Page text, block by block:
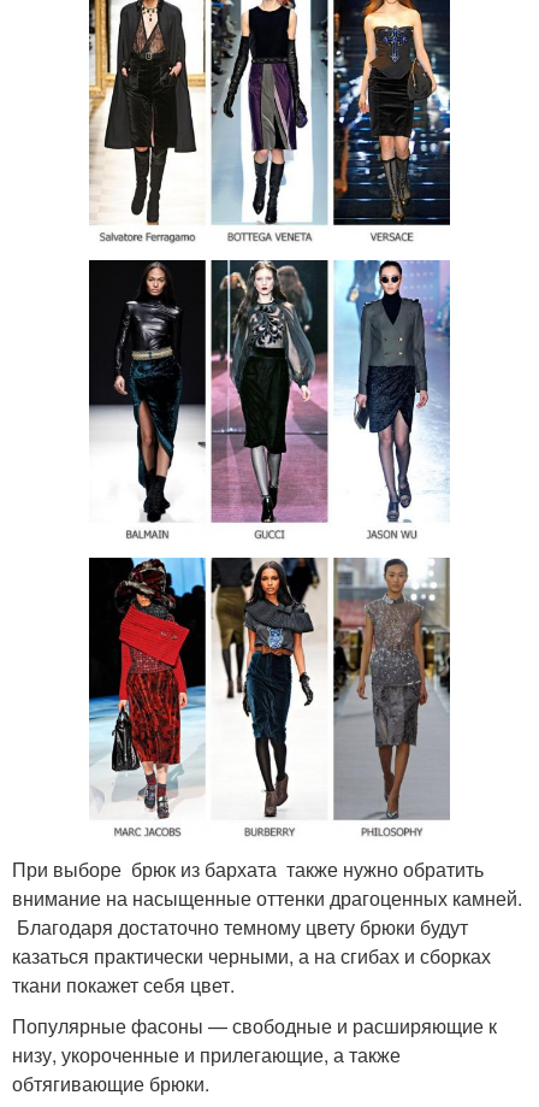
При выборе брюк из бархата также нужно обратить
внимание на насыщенные оттенки драгоценных камней.
Благодаря достаточно темному цвету брюки будут
казаться практически черными, а на сгибах и сборках
ткани покажет себя цвет.
Популярные фасоны — свободные и расширяющие к
низу, укороченные и прилегающие, а также
обтягивающие брюки.